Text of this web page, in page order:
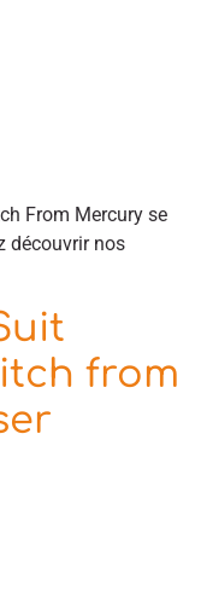
From Mercury se
découvrir nos
from